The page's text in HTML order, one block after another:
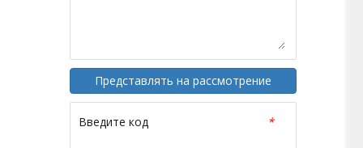
Представлять на рассмотрение
*
Введите код